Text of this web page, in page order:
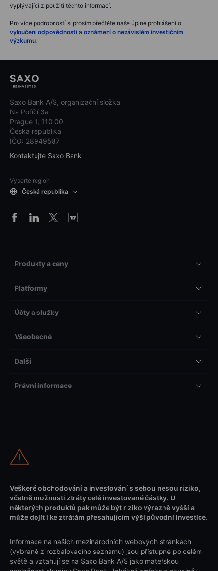
vyplývající z použití těchto informací.
Pro více podrobností si prosím přečtěte naše úplné prohlášení o
vyloučení odpovědnosti a oznámení o nezávislém investičním
výzkumu.
Saxo Bank A/S, organizační složka
Na Poříčí 3a
Prague 1, 110 00
Česká republika
IČO: 28949587
Kontaktujte Saxo Bank
Vyberte region
Česká republika
Produkty a ceny
Platformy
Účty a služby
Všeobecné
Další
Právní informace
Veškeré obchodování a investování s sebou nesou riziko,
včetně možnosti ztráty celé investované částky. U
některých produktů pak může být riziko výrazně vyšší a
může dojít i ke ztrátám přesahujícím výši původní investice.
Informace na našich mezinárodních webových stránkách
(vybrané z rozbalovacího seznamu) jsou přístupné po celém
světě a vztahují se na Saxo Bank A/S jako mateřskou